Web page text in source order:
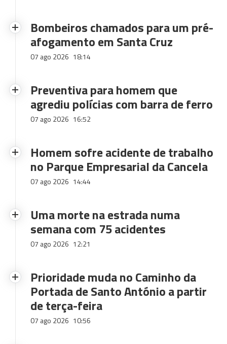
Bombeiros chamados para um pré-
afogamento em Santa Cruz
07 ago 2026 18:14
Preventiva para homem que
agrediu polícias com barra de ferro
07 ago 2026 16:52
Homem sofre acidente de trabalho
no Parque Empresarial da Cancela
07 ago 2026 14:44
Uma morte na estrada numa
semana com 75 acidentes
07 ago 2026 12:21
Prioridade muda no Caminho da
Portada de Santo António a partir
de terça-feira
07 ago 2026 10:56